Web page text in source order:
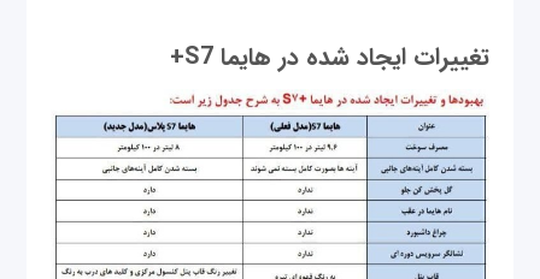
تغییرات ایجاد شده در هایما S7+